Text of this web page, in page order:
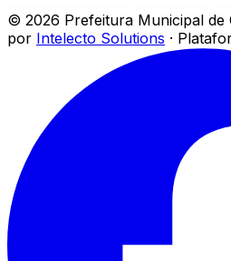
© 2026 Prefeitura Municipal de
por Intelecto Solutions ·